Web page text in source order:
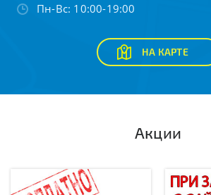
Пн-Вс: 10:00-19:00
НА КАРТЕ
Акции